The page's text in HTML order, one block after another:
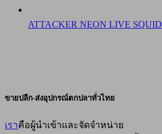
ATTACKER NEON LIVE
ขายปลีก-ส่งอุปกรณ์ตกปลาทั่วไทย
เราคือผู้นำเข้าและจัดจำหน่าย